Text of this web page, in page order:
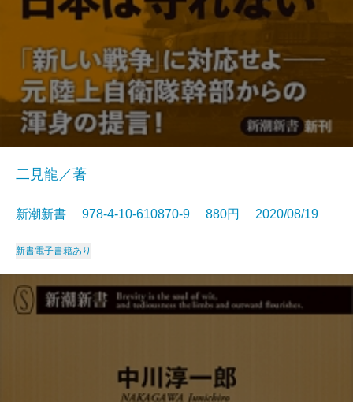
二見龍／著
新潮新書 978-4-10-610870-9 880円 2020/08/19
新書電子書籍あり